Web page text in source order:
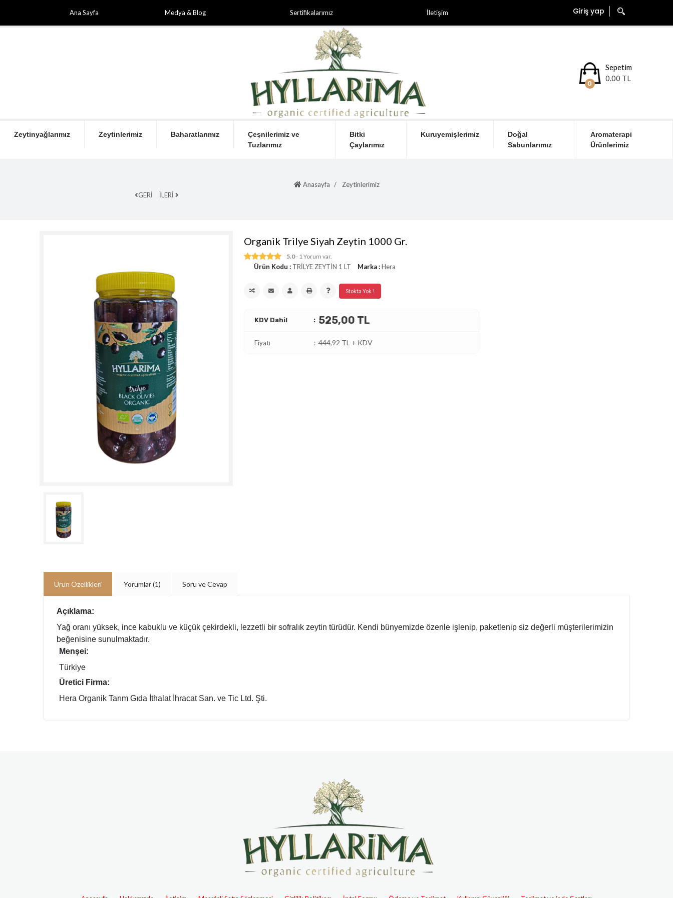
Ana Sayfa Medya & Blog Sertifikalarımız İletişim Giriş yap
0
Sepetim
0.00 TL
Zeytinyağlarımız Zeytinlerimiz Baharatlarımız
Çeşnilerimiz ve
Tuzlarımız
Bitki
Çaylarımız
Kuruyemişlerimiz
Doğal
Sabunlarımız
Aromaterapi
Ürünlerimiz
Anasayfa
Zeytinlerimiz
GERİ
İLERİ
Organik Trilye Siyah Zeytin 1000 Gr.
5.0- 1 Yorum var.
Ürün Kodu : TRİLYE ZEYTİN 1 LT Marka :Hera
Stokta Yok !
KDV Dahil 525,00 TL
Fiyatı 444,92 TL + KDV
Ürün Özellikleri Yorumlar(1) Soru ve Cevap
Açıklama:
Yağ oranı yüksek, ince kabuklu ve küçük çekirdekli, lezzetli bir sofralık zeytin türüdür. Kendi bünyemizde özenle işlenip, paketlenip siz değerli müşterilerimizin
beğenisine sunulmaktadır.
Menşei:
Türkiye
Üretici Firma:
Hera Organik Tarım Gıda İthalat İhracat San. ve Tic Ltd. Şti.